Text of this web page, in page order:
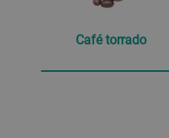
Café torrado